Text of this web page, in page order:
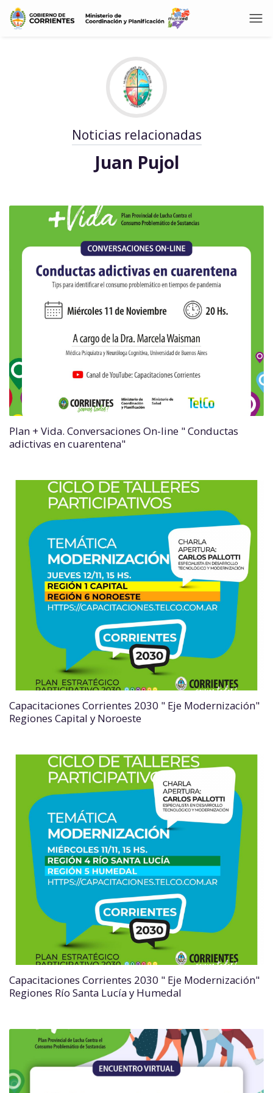
Noticias relacionadas
Juan Pujol
Plan + Vida. Conversaciones On-line " Conductas
adictivas en cuarentena"
Capacitaciones Corrientes 2030 " Eje Modernización"
Regiones Capital y Noroeste
Capacitaciones Corrientes 2030 " Eje Modernización"
Regiones Río Santa Lucía y Humedal